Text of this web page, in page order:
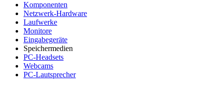
Komponenten
Netzwerk-Hardware
Laufwerke
Monitore
Eingabegeräte
Speichermedien
PC-Headsets
Webcams
PC-Lautsprecher